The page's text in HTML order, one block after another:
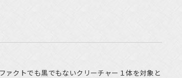
ァクトでも黒でもないクリーチャー１体を対象と